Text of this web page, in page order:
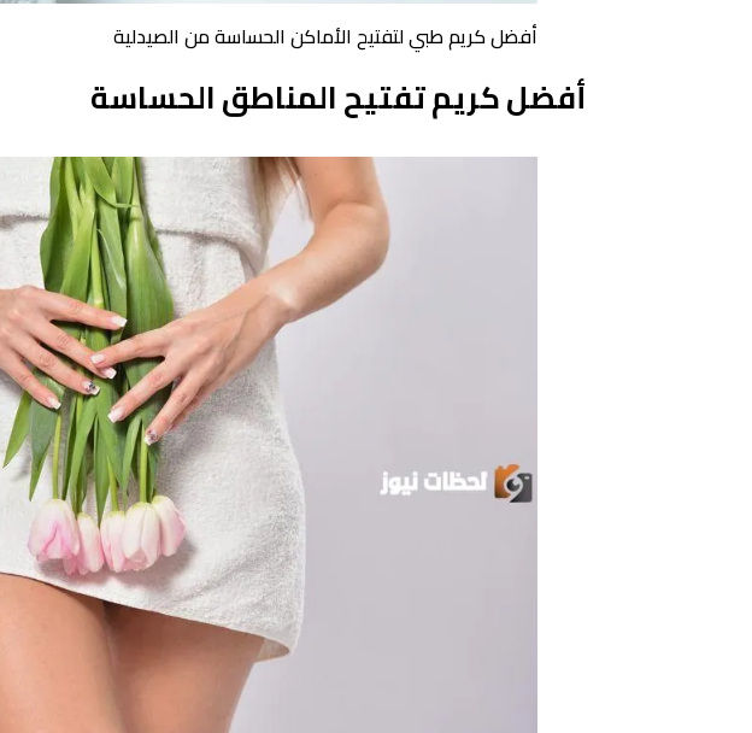
أفضل كريم طبي لتفتيح الأماكن الحساسة من الصيدلية
أفضل كريم تفتيح المناطق الحساسة